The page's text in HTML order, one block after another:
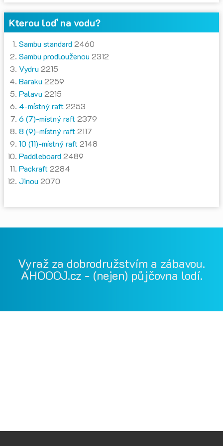
Kterou loď na vodu?
Sambu standard 2460
Sambu prodlouženou 2312
Vydru 2215
Baraku 2259
Palavu 2215
4-místný raft 2253
6 (7)-místný raft 2379
8 (9)-místný raft 2117
10 (11)-místný raft 2148
Paddleboard 2489
Packraft 2284
Jinou 2070
Vyraž za dobrodružstvím a zábavou.
AHOOOJ.cz - (nejen) půjčovna lodí.